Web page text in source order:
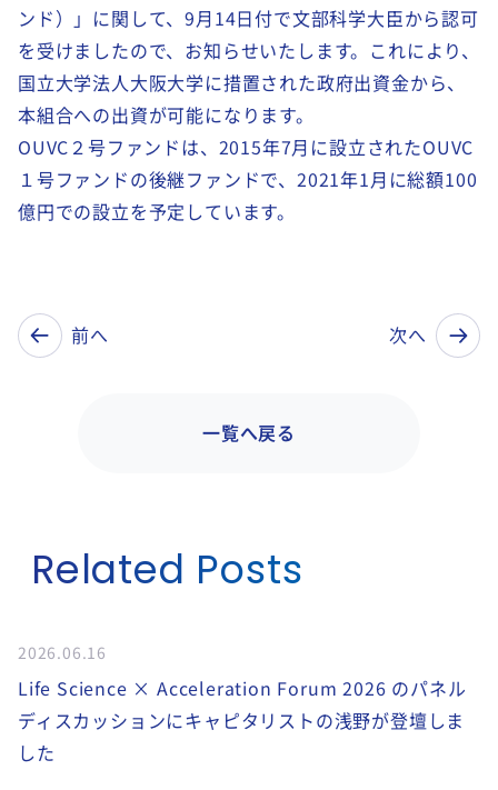
ンド）」に関して、9月14日付で文部科学大臣から認可
を受けましたので、お知らせいたします。これにより、
国立大学法人大阪大学に措置された政府出資金から、
本組合への出資が可能になります。
OUVC２号ファンドは、2015年7月に設立されたOUVC
１号ファンドの後継ファンドで、2021年1月に総額100
億円での設立を予定しています。
前へ
一覧へ戻る
次へ
Related Posts
2026.06.16
Life Science × Acceleration Forum 2026 のパネル
ディスカッションにキャピタリストの浅野が登壇しま
した